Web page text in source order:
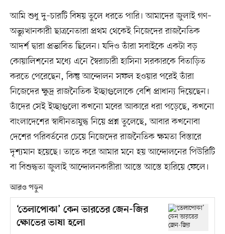
আমি শুধু দু–চারটি বিষয় তুলে ধরতে পারি। আমাদের জুলাই গণ–
অভ্যুত্থানকারী ছাত্রনেতারা প্রথম থেকেই নিজেদের রাজনৈতিক
আদর্শ দ্বারা প্রভাবিত ছিলেন। যদিও তাঁরা সবাইকে একটা বড়
কোয়ালিশনের মধ্যে এনে স্বৈরাচারী হাসিনা সরকারকে বিতাড়িত
করতে পেরেছেন, কিন্তু আন্দোলন সফল হওয়ার পরেই তাঁরা
নিজেদের ক্ষুদ্র রাজনৈতিক ইচ্ছাগুলোকে বেশি প্রাধান্য দিয়েছেন।
তাঁদের সেই ইচ্ছাগুলো কখনো মবের আকারে ধরা পড়েছে, কখনো
বাংলাদেশের স্বাধীনতাযুদ্ধ নিয়ে প্রশ্ন তুলেছে, আবার কখনোবা
দেশের পরিবর্তনের চেয়ে নিজেদের রাজনৈতিক ক্ষমতা বিস্তারে
দৃশ্যমান হয়েছে। তাতে করে আমার মনে হয় আন্দোলনের পিউরিটি
বা বিশুদ্ধতা জুলাই আন্দোলনকারীরা আস্তে আস্তে হারিয়ে ফেলে।
আরও পড়ুন
‘তেলাপোকা’ কেন ভারতের জেন-জির
ক্ষোভের ভাষা হলো